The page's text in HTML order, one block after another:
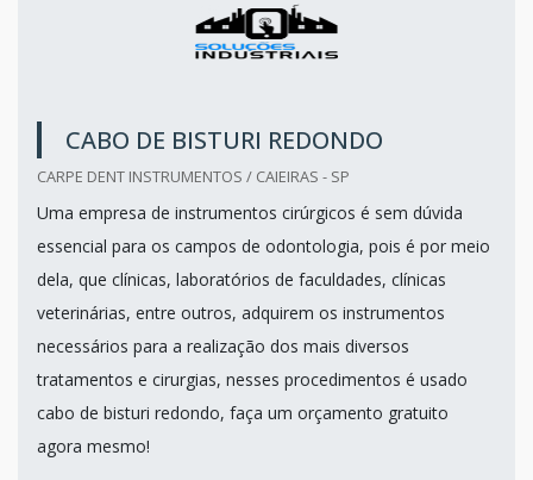
CABO DE BISTURI REDONDO
CARPE DENT INSTRUMENTOS / CAIEIRAS - SP
Uma empresa de instrumentos cirúrgicos é sem dúvida
essencial para os campos de odontologia, pois é por meio
dela, que clínicas, laboratórios de faculdades, clínicas
veterinárias, entre outros, adquirem os instrumentos
necessários para a realização dos mais diversos
tratamentos e cirurgias, nesses procedimentos é usado
cabo de bisturi redondo, faça um orçamento gratuito
agora mesmo!